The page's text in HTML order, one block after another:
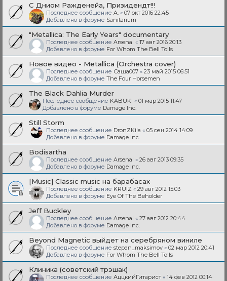
С Дниом Ражденейа, Призидендт!!!
Последнее сообщение A. « 07 окт 2016 22:45
Добавлено в форуме Sanitarium
"Metallica: The Early Years" documentary
Последнее сообщение Arsenal « 17 авг 2016 20:13
Добавлено в форуме For Whom The Bell Tolls
Новое видео - Metallica (Orchestra cover)
Последнее сообщение Саша007 « 23 май 2015 06:51
Добавлено в форуме The Four Horsemen
The Black Dahlia Murder
Последнее сообщение KABUKI « 01 мар 2015 11:47
Добавлено в форуме Damage Inc.
Still Storm
Последнее сообщение DronZKila « 05 сен 2014 14:09
Добавлено в форуме Damage Inc.
Bodisartha
Последнее сообщение Arsenal « 26 авг 2013 09:35
Добавлено в форуме Damage Inc.
[Music] Classic music на барабасах
Последнее сообщение KRUIZ « 29 авг 2012 15:03
Добавлено в форуме Eye Of The Beholder
Jeff Buckley
Последнее сообщение Arsenal « 27 авг 2012 20:44
Добавлено в форуме Damage Inc.
Beyond Magnetic выйдет на серебряном виниле
Последнее сообщение stepan_maksimov « 02 мар 2012 20:41
Добавлено в форуме For Whom The Bell Tolls
Клиника (советский трэшак)
Последнее сообщение АццкийГитарист « 14 фев 2012 00:14